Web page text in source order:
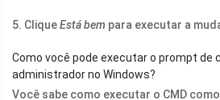
5. CliqueEstá bem para executar a
Como você pode executar o prompt de
administrador no Windows?
Você sabe como executar o CMD